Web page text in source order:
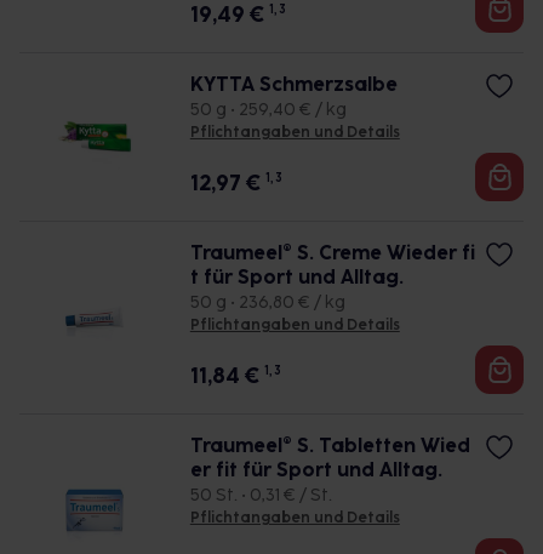
19,49 € 1, 3
KYTTA Schmerzsalbe
50 g • 259,40 € / kg
Pflichtangaben und Details
12,97 € 1, 3
Traumeel® S. Creme Wieder fi
t für Sport und Alltag.
50 g • 236,80 € / kg
Pflichtangaben und Details
11,84 € 1, 3
Traumeel® S. Tabletten Wied
er fit für Sport und Alltag.
50 St. • 0,31 € / St.
Pflichtangaben und Details